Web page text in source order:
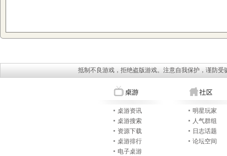
抵制不良游戏，拒绝盗版游戏。注意自我保护，谨防
桌游资讯
桌游搜索
资源下载
桌游排行
电子桌游
明星玩家
人气群组
日志话题
论坛空间